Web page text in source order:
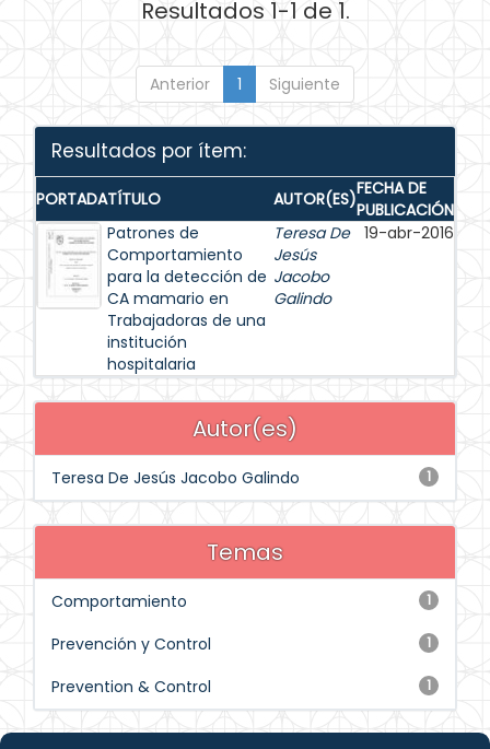
Resultados 1-1 de 1.
Anterior 1 Siguiente
Resultados por ítem:
PORTADATÍTULO AUTOR(ES)FECHA DE
PUBLICACIÓN
Patrones de
Comportamiento
para la detección de
CA mamario en
Trabajadoras de una
institución
hospitalaria
Teresa De
Jesús
Jacobo
Galindo
19-abr-2016
Autor(es)
1
Teresa De Jesús Jacobo Galindo
Temas
1
Comportamiento
1
Prevención y Control
1
Prevention & Control